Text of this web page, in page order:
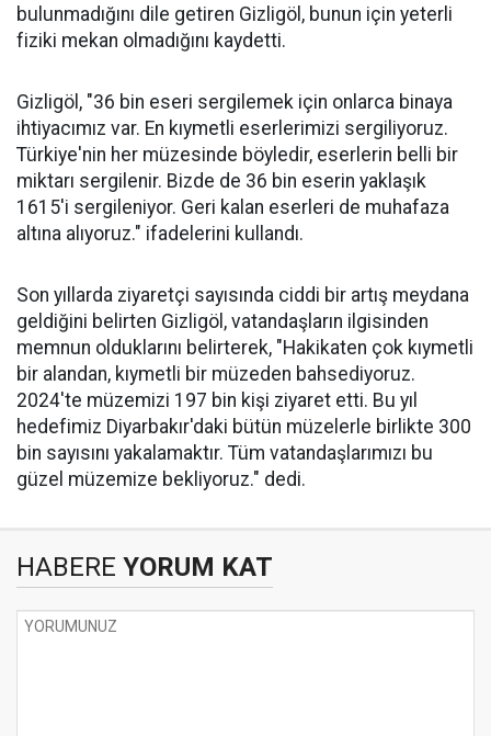
bulunmadığını dile getiren Gizligöl, bunun için yeterli
fiziki mekan olmadığını kaydetti.
Gizligöl, "36 bin eseri sergilemek için onlarca binaya
ihtiyacımız var. En kıymetli eserlerimizi sergiliyoruz.
Türkiye'nin her müzesinde böyledir, eserlerin belli bir
miktarı sergilenir. Bizde de 36 bin eserin yaklaşık
1615'i sergileniyor. Geri kalan eserleri de muhafaza
altına alıyoruz." ifadelerini kullandı.
Son yıllarda ziyaretçi sayısında ciddi bir artış meydana
geldiğini belirten Gizligöl, vatandaşların ilgisinden
memnun olduklarını belirterek, "Hakikaten çok kıymetli
bir alandan, kıymetli bir müzeden bahsediyoruz.
2024'te müzemizi 197 bin kişi ziyaret etti. Bu yıl
hedefimiz Diyarbakır'daki bütün müzelerle birlikte 300
bin sayısını yakalamaktır. Tüm vatandaşlarımızı bu
güzel müzemize bekliyoruz." dedi.
HABERE YORUM KAT